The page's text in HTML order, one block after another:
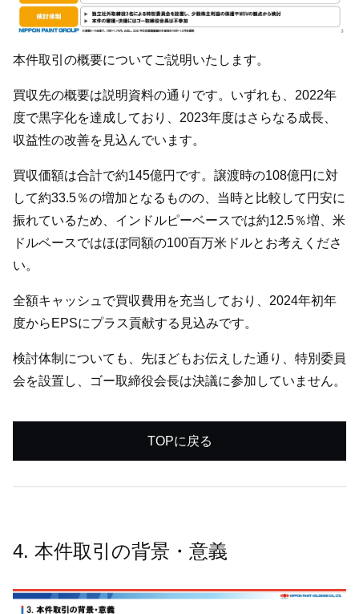
本件取引の概要についてご説明いたします。
買収先の概要は説明資料の通りです。いずれも、2022年
度で黒字化を達成しており、2023年度はさらなる成長、
収益性の改善を見込んでいます。
買収価額は合計で約145億円です。譲渡時の108億円に対
して約33.5％の増加となるものの、当時と比較して円安に
振れているため、インドルピーベースでは約12.5％増、米
ドルベースではほぼ同額の100百万米ドルとお考えくださ
い。
全額キャッシュで買収費用を充当しており、2024年初年
度からEPSにプラス貢献する見込みです。
検討体制についても、先ほどもお伝えした通り、特別委員
会を設置し、ゴー取締役会長は決議に参加していません。
TOPに戻る
4. 本件取引の背景・意義